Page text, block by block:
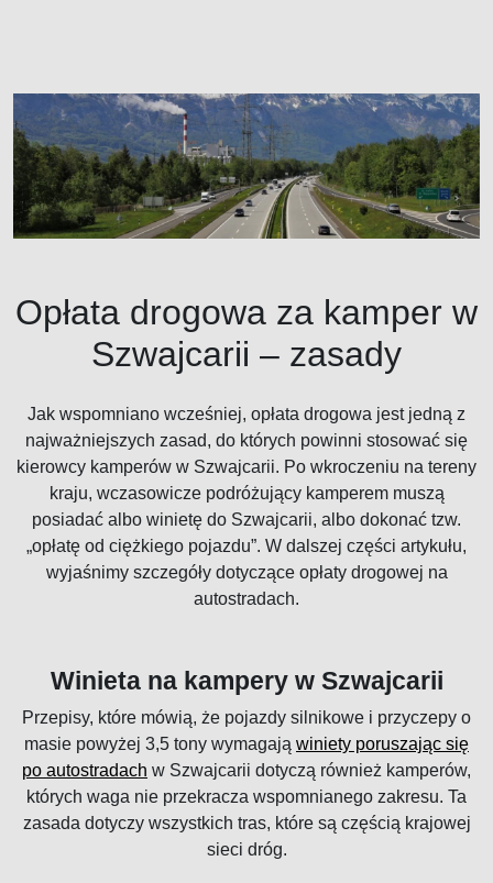
Opłata drogowa za kamper w
Szwajcarii – zasady
Jak wspomniano wcześniej, opłata drogowa jest jedną z
najważniejszych zasad, do których powinni stosować się
kierowcy kamperów w Szwajcarii. Po wkroczeniu na tereny
kraju, wczasowicze podróżujący kamperem muszą
posiadać albo winietę do Szwajcarii, albo dokonać tzw.
„opłatę od ciężkiego pojazdu”. W dalszej części artykułu,
wyjaśnimy szczegóły dotyczące opłaty drogowej na
autostradach.
Winieta na kampery w Szwajcarii
Przepisy, które mówią, że pojazdy silnikowe i przyczepy o
masie powyżej 3,5 tony wymagają winiety poruszając się
po autostradach w Szwajcarii dotyczą również kamperów,
których waga nie przekracza wspomnianego zakresu. Ta
zasada dotyczy wszystkich tras, które są częścią krajowej
sieci dróg.